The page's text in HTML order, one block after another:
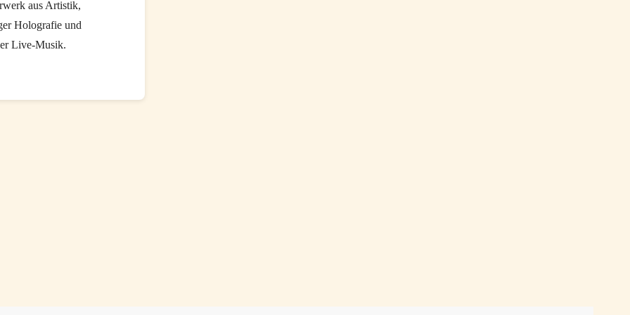
aus Artistik,
Holografie und
Live-Musik.